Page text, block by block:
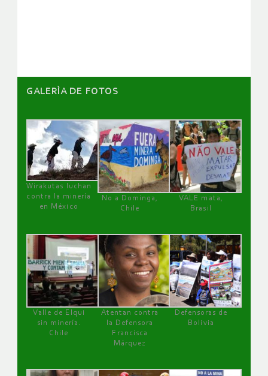
GALERÌA DE FOTOS
Wirakutas luchan
contra la minería
en México
No a Dominga,
Chile
VALE mata,
Brasil
Valle de Elqui
sin minería.
Chile
Atentan contra
la Defensora
Francisca
Márquez
Defensoras de
Bolivia